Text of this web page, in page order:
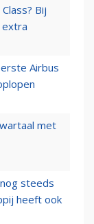
Bij
extra
Airbus
met
steeds
heeft ook